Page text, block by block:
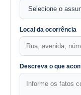
Local da ocorrência
Descreva o que